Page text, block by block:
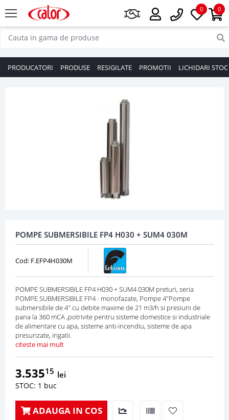
0
0
PRODUCATORI PRODUSE RESIGILATE PROMOTII LICHIDARI STOC
POMPE SUBMERSIBILE FP4 H030 + SUM4 030M
Cod: F.EFP4H030M
POMPE SUBMERSIBILE FP4 H030 + SUM4 030M preturi, seria
POMPE SUBMERSIBILE FP4 - monofazate, Pompe 4"Pompe
submersibile de 4" cu debite maxime de 21 m3/h si presiuni de
pana la 360 mCA ,potrivite pentru sisteme domestice si industriale
de alimentare cu apa, sisteme anti-incendiu, sisteme de apa
presurizate, irigatii.
citeste mai mult
3.53515 lei
STOC: 1 buc
ADAUGA IN COS